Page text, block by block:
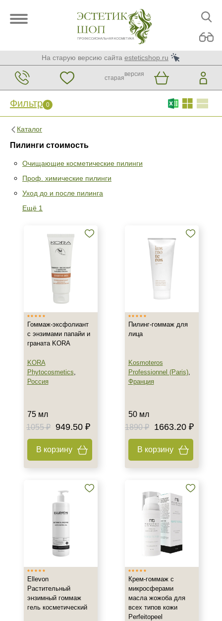
На старую версию сайта esteticshop.ru
старая
версия
Фильтр 0
Каталог
Пилинги стоимость
Очищающие косметические пилинги
Проф. химические пилинги
Уход до и после пилинга
Ещё 1
Фильтр 0
Проф. химические пилинги
Уход до и после пилинга
ARDEMI
AVAILPROF
Показать еще
Страна
Израиль
Италия
Показать еще
Азелаиновый
Гликолевый
Джесснера
Показать еще
Класс косметики
Гоммаж-эксфолиант
с энзимами папайи и
граната KORA
KORA
Phytocosmetics,
Россия
75 мл
1055 ₽ 949.50 ₽
В корзину
Пилинг-гоммаж для
лица
Kosmoteros
Professionnel (Paris),
Франция
50 мл
1890 ₽
1663.20 ₽
В корзину
Ellevon
Растительный
энзимный гоммаж
гель косметический
Крем-гоммаж с
микросферами
масла жожоба для
всех типов кожи
Perfeitopeel